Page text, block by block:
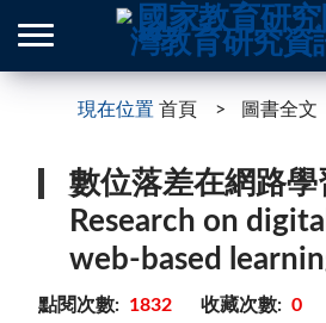
現在位置 首頁 圖書全文
數位落差在網路學
Research on
web-based
點閱次數: 1832 收藏次數: 0